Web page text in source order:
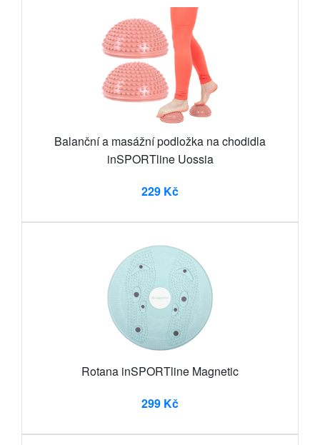
Balanční a masážní podložka na chodidla
inSPORTline Uossia
229 Kč
Rotana inSPORTline Magnetic
299 Kč